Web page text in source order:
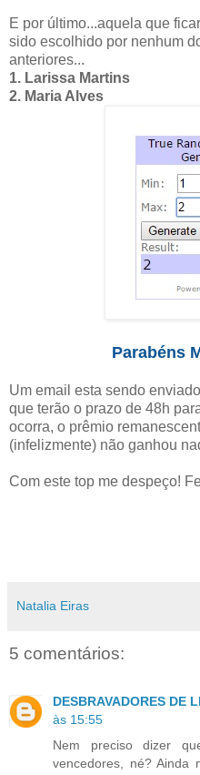
E por último...aquela que
sido escolhido por nenhum
anteriores...
1. Larissa Martins
2. Maria Alves
Parabéns
Um email esta sendo
que terão o prazo de 48h
ocorra, o prêmio
(infelizmente) não ganhou
Com este top me despeço!
Natalia Eiras
5 comentários:
DESBRAVADORES DE
às 15:55
Nem preciso dizer
vencedores, né? Ainda